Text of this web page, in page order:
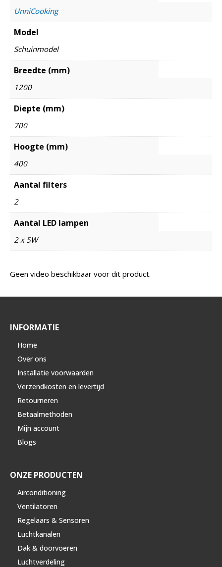
UnniCooking
Model
Schuinmodel
Breedte (mm)
1200
Diepte (mm)
700
Hoogte (mm)
400
Aantal filters
2
Aantal LED lampen
2 x 5W
Geen video beschikbaar voor dit product.
INFORMATIE
Home
Over ons
Installatie voorwaarden
Verzendkosten en levertijd
Retourneren
Betaalmethoden
Mijn account
Blogs
ONZE PRODUCTEN
Airconditioning
Ventilatoren
Regelaars & Sensoren
Luchtkanalen
Dak & doorvoeren
Luchtverdeling